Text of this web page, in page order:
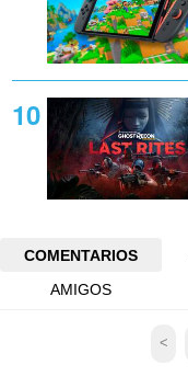
COMENTARIOS
AMIGOS
<